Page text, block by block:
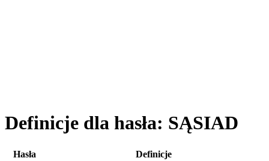
Definicje dla hasła: SĄSIAD
Hasła
Definicje